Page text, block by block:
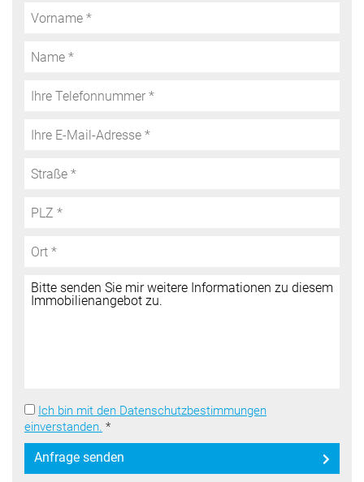
Ich bin mit den Datenschutzbestimmungen
einverstanden. *
Anfrage senden